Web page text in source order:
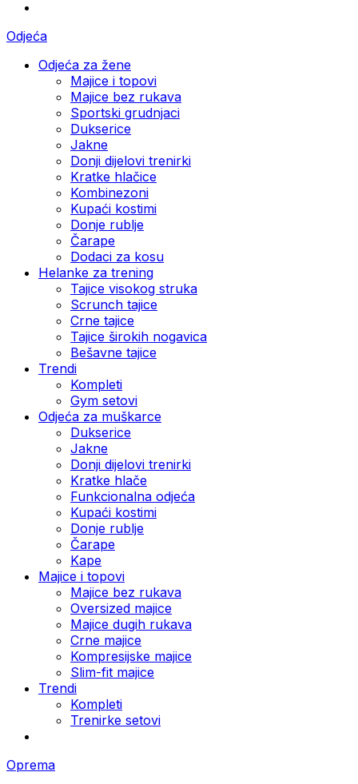
Odjeća
Odjeća za žene
Majice i topovi
Majice bez rukava
Sportski grudnjaci
Dukserice
Jakne
Donji dijelovi trenirki
Kratke hlačice
Kombinezoni
Kupaći kostimi
Donje rublje
Čarape
Dodaci za kosu
Helanke za trening
Tajice visokog struka
Scrunch tajice
Crne tajice
Tajice širokih nogavica
Bešavne tajice
Trendi
Kompleti
Gym setovi
Odjeća za muškarce
Dukserice
Jakne
Donji dijelovi trenirki
Kratke hlače
Funkcionalna odjeća
Kupaći kostimi
Donje rublje
Čarape
Kape
Majice i topovi
Majice bez rukava
Oversized majice
Majice dugih rukava
Crne majice
Kompresijske majice
Slim-fit majice
Trendi
Kompleti
Trenirke setovi
Oprema